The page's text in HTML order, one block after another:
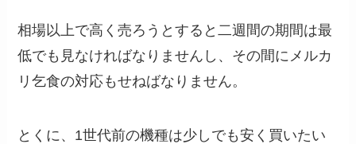
相場以上で高く売ろうとすると二週間の期間は最
低でも見なければなりませんし、その間にメルカ
リ乞食の対応もせねばなりません。
とくに、1世代前の機種は少しでも安く買いたい